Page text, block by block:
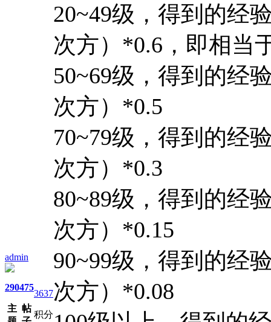
admin
290
主
475
帖
3637
积分
20~49级，得到的经
次方）*0.6，即相当
50~69级，得到的经
次方）*0.5
70~79级，得到的经
次方）*0.3
80~89级，得到的经
次方）*0.15
90~99级，得到的经
次方）*0.08